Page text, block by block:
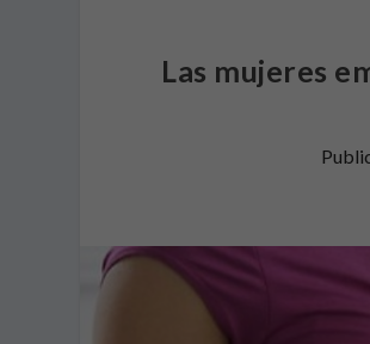
Las mujeres